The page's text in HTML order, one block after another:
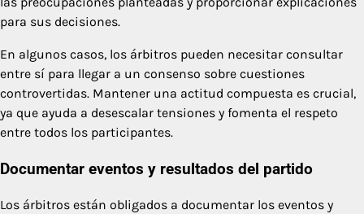
para sus decisiones.
En algunos casos, los árbitros pueden necesitar consultar
entre sí para llegar a un consenso sobre cuestiones
controvertidas. Mantener una actitud compuesta es crucial,
ya que ayuda a desescalar tensiones y fomenta el respeto
entre todos los participantes.
Documentar eventos y resultados del partido
Los árbitros están obligados a documentar los eventos y